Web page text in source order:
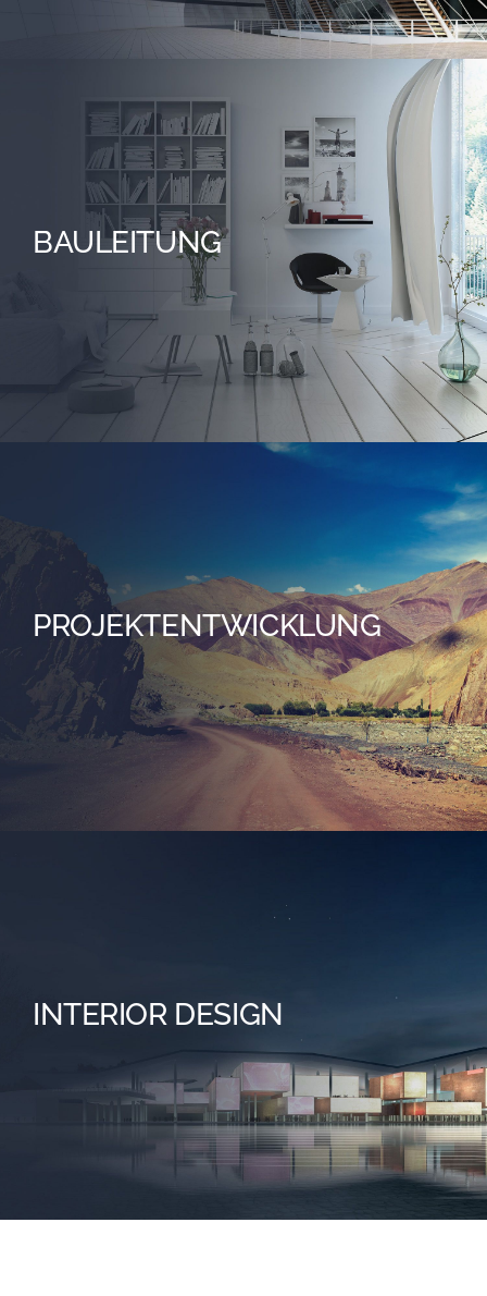
BAULEITUNG
PROJEKTENTWICKLUNG
INTERIOR DESIGN